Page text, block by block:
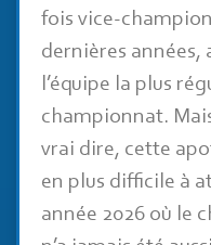
fois vice-
dernières années,
l’équipe la plus
championnat.
vrai dire, cette
en plus difficile à
année 2026 où le